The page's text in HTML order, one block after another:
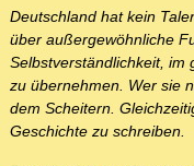
Deutschland hat kein
über außergewöhnliche
Selbstverständlichkeit, im
zu übernehmen. Wer sie
dem Scheitern.
Geschichte zu schreiben.